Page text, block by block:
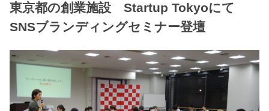
東京都の創業施設 Startup Tokyoにて
SNSブランディングセミナー登壇